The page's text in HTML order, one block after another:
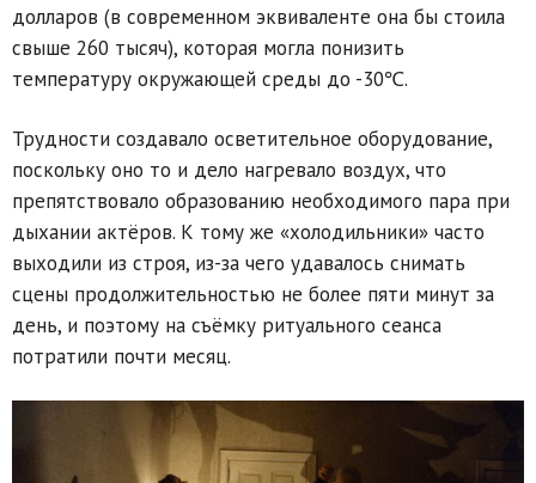
долларов (в современном эквиваленте она бы стоила
свыше 260 тысяч), которая могла понизить
температуру окружающей среды до -30℃.
Трудности создавало осветительное оборудование,
поскольку оно то и дело нагревало воздух, что
препятствовало образованию необходимого пара при
дыхании актёров. К тому же «холодильники» часто
выходили из строя, из-за чего удавалось снимать
сцены продолжительностью не более пяти минут за
день, и поэтому на съёмку ритуального сеанса
потратили почти месяц.